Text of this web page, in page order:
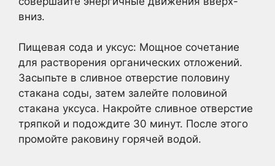
вниз.
Пищевая сода и уксус: Мощное сочетание
для растворения органических отложений.
Засыпьте в сливное отверстие половину
стакана соды, затем залейте половиной
стакана уксуса. Накройте сливное отверстие
тряпкой и подождите 30 минут. После этого
промойте раковину горячей водой.